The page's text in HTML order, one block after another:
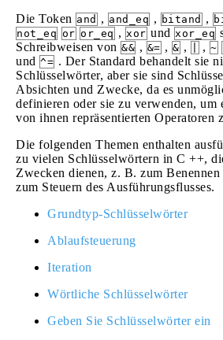
Die Token and , and_eq , bitand ,
not_eq or or_eq , xor und xor_eq
Schreibweisen von && , &= , & , , ~
und ^= . Der Standard behandelt sie
Schlüsselwörter, aber sie sind
Absichten und Zwecke, da es
definieren oder sie zu verwenden, um
von ihnen repräsentierten Operatoren
Die folgenden Themen enthalten
zu vielen Schlüsselwörtern in C ++,
Zwecken dienen, z. B. zum
zum Steuern des Ausführungsflusses.
Grundtyp-Schlüsselwörter
Ablaufsteuerung
Iteration
Wörtliche Schlüsselwörter
Geben Sie Schlüsselwörter ein